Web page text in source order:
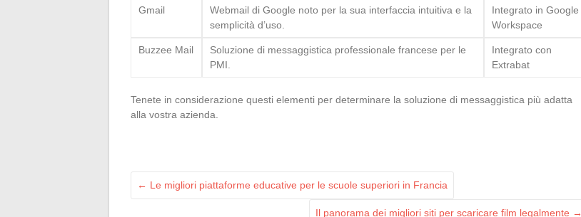
Gmail
Webmail di Google noto per la sua interfaccia intuitiva e la
semplicità d’uso.
Integrato in Google
Workspace
Buzzee Mail
Soluzione di messaggistica professionale francese per le
PMI.
Integrato con
Extrabat
Tenete in considerazione questi elementi per determinare la soluzione di messaggistica più adatta
alla vostra azienda.
← Le migliori piattaforme educative per le scuole superiori in Francia
Il panorama dei migliori siti per scaricare film legalmente →